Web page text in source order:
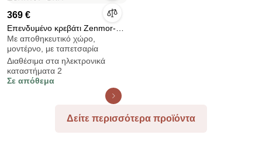
369 €
Επενδυμένο κρεβάτι Zenmor-
Gkri
Με αποθηκευτικό χώρο,
μοντέρνο, με ταπετσαρία
Διαθέσιμα στα ηλεκτρονικά
καταστήματα 2
Σε απόθεμα
Δείτε περισσότερα προϊόντα